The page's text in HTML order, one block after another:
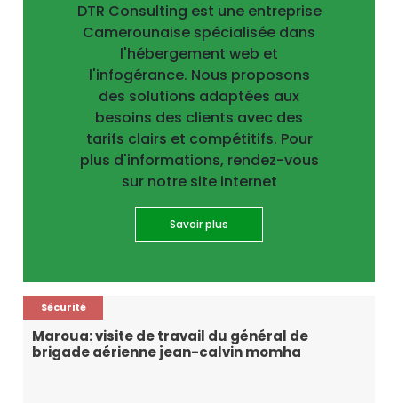
DTR Consulting est une entreprise
Camerounaise spécialisée dans
l'hébergement web et
l'infogérance. Nous proposons
des solutions adaptées aux
besoins des clients avec des
tarifs clairs et compétitifs. Pour
plus d'informations, rendez-vous
sur notre site internet
Savoir plus
Sécurité
Maroua: visite de travail du général de
brigade aérienne jean-calvin momha